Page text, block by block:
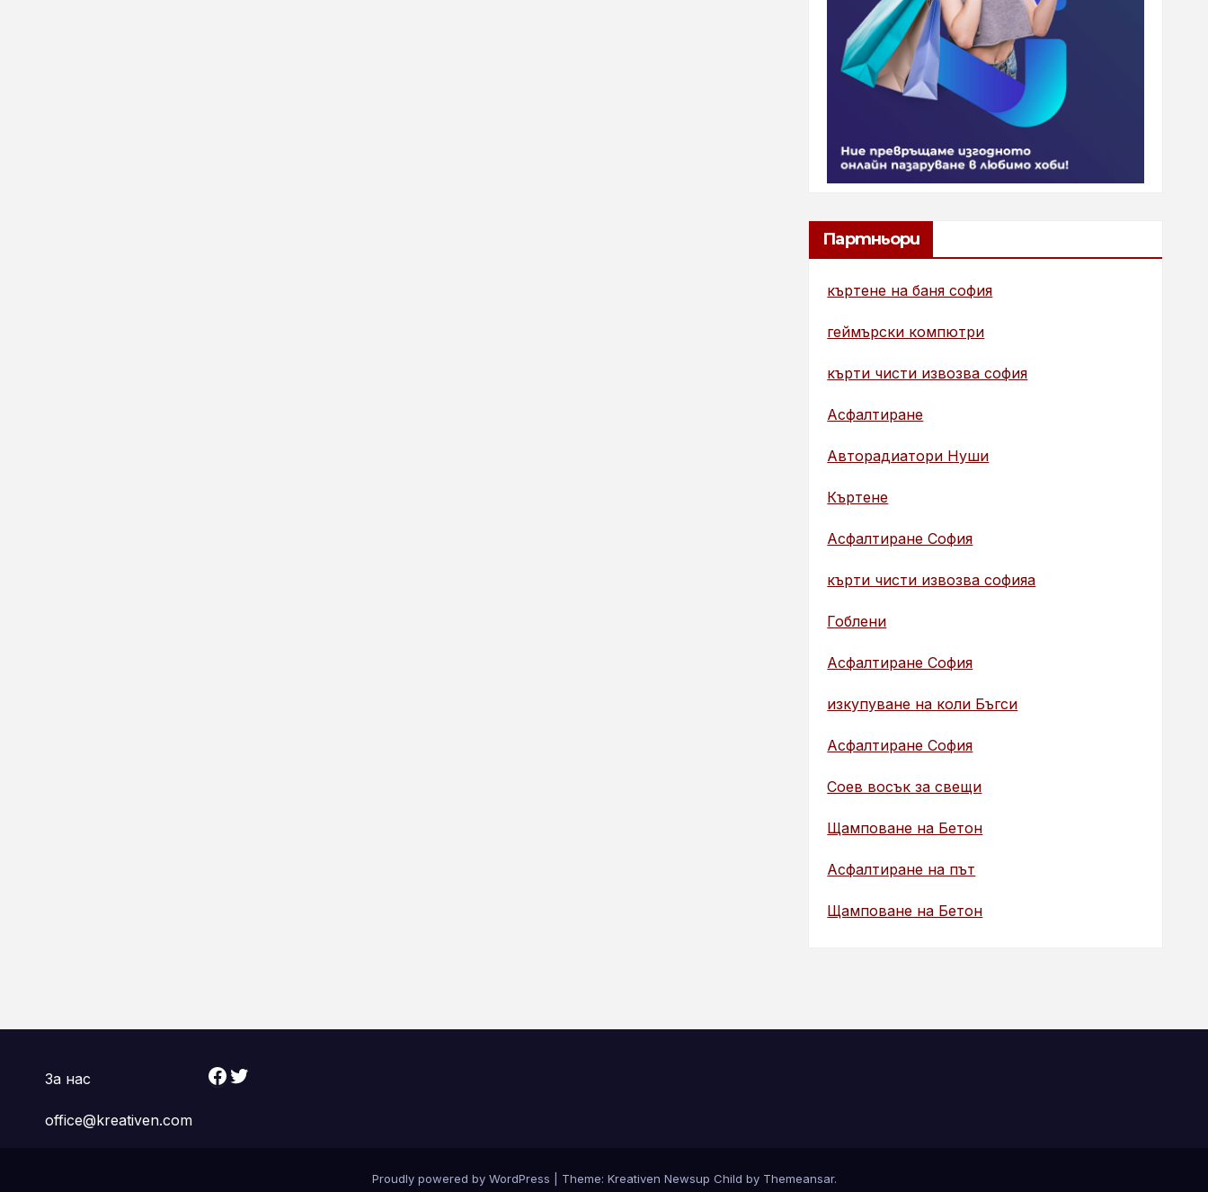
Партньори
къртене на баня софия
геймърски компютри
кърти чисти извозва софия
Асфалтиране
Авторадиатори Нуши
Къртене
Асфалтиране София
кърти чисти извозва софияа
Гоблени
Асфалтиране София
изкупуване на коли Бъгси
Асфалтиране София
Соев восък за свещи
Щамповане на Бетон
Асфалтиране на път
Щамповане на Бетон
За нас
office@kreativen.com
Facebook Twitter
Proudly powered by WordPress Theme: Kreativen Newsup Child by Themeansar.